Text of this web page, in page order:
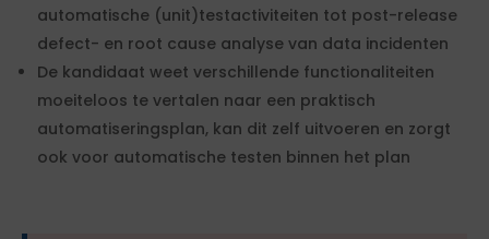
automatische (unit)testactiviteiten tot post-release
defect- en root cause analyse van data incidenten
De kandidaat weet verschillende functionaliteiten
moeiteloos te vertalen naar een praktisch
automatiseringsplan, kan dit zelf uitvoeren en zorgt
ook voor automatische testen binnen het plan